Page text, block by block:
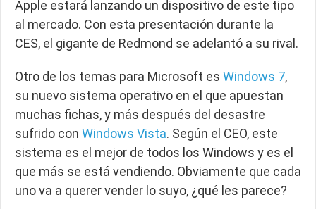
Apple estará lanzando un dispositivo de este tipo
al mercado. Con esta presentación durante la
CES, el gigante de Redmond se adelantó a su rival.
Otro de los temas para Microsoft es Windows 7,
su nuevo sistema operativo en el que apuestan
muchas fichas, y más después del desastre
sufrido con Windows Vista. Según el CEO, este
sistema es el mejor de todos los Windows y es el
que más se está vendiendo. Obviamente que cada
uno va a querer vender lo suyo, ¿qué les parece?